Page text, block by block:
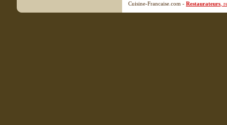
Cuisine-Francaise.com - Restaurateurs ,